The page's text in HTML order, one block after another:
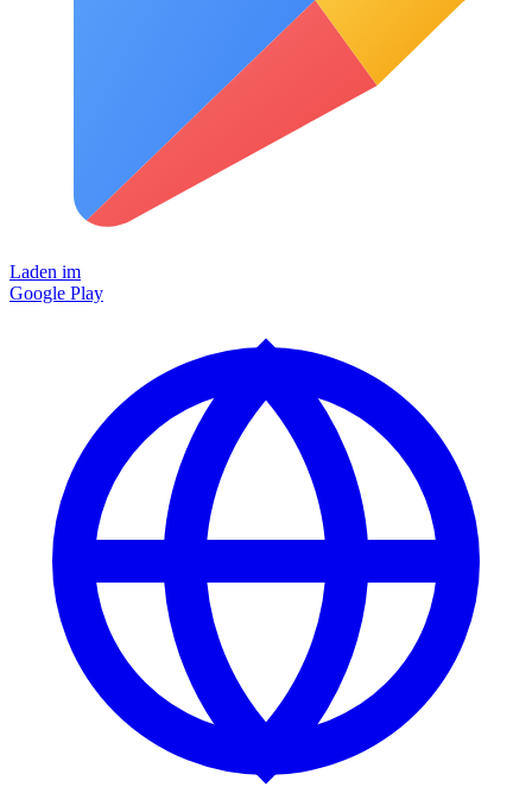
Laden im
Google Play